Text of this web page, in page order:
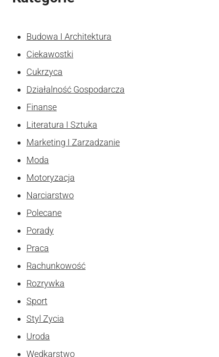
Budowa I Architektura
Ciekawostki
Cukrzyca
Działalność Gospodarcza
Finanse
Literatura I Sztuka
Marketing I Zarzadzanie
Moda
Motoryzacja
Narciarstwo
Polecane
Porady
Praca
Rachunkowość
Rozrywka
Sport
Styl Zycia
Uroda
Wędkarstwo